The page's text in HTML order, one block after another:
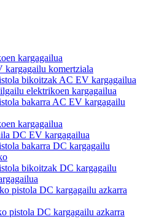
kargagailua
kargagailu komertziala
bikoitzak AC EV kargagailua
elektrikoen kargagailua
bakarra AC EV kargagailu
kargagailua
DC EV kargagailua
bakarra DC kargagailu
bikoitzak DC kargagailu
pistola DC kargagailu azkarra
pistola DC kargagailu azkarra